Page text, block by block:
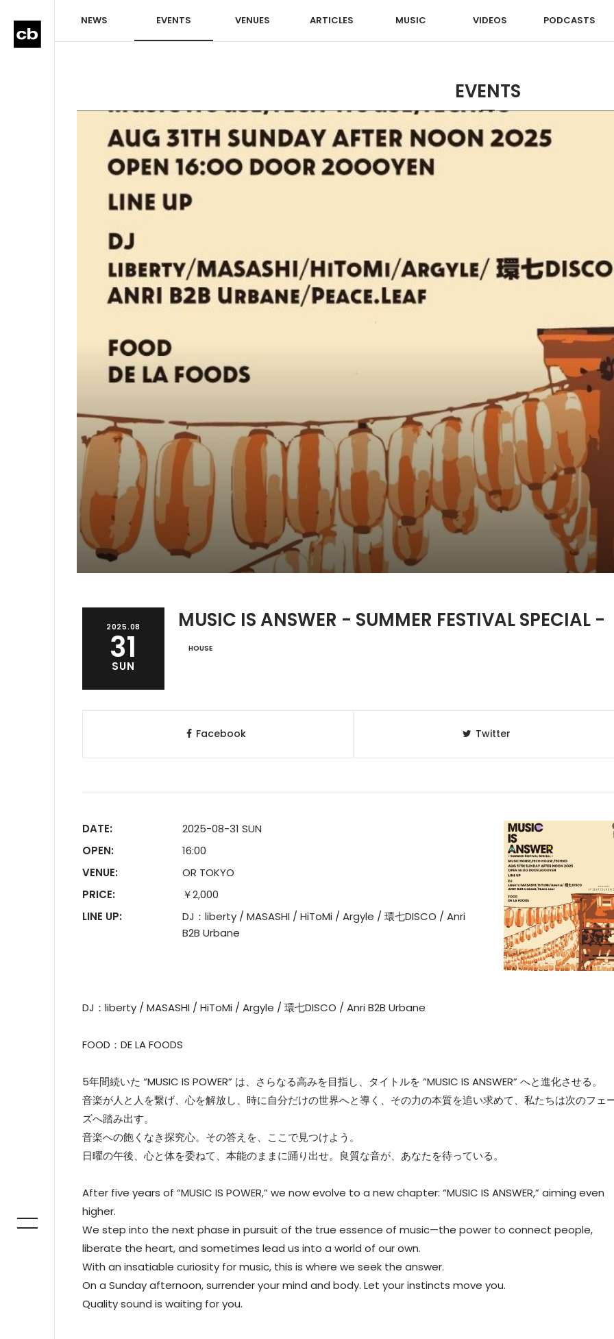
NEWS EVENTS VENUES ARTICLES MUSIC VIDEOS PODCASTS
EVENTS
2025.08
31
SUN
MUSIC IS ANSWER - SUMMER FESTIVAL SPECIAL -
HOUSE
Facebook Twitter
DATE:
2025-08-31 SUN
OPEN:
16:00
VENUE:
OR TOKYO
PRICE:
￥2,000
LINE UP:
DJ：liberty / MASASHI / HiToMi / Argyle / 環七DISCO / Anri
B2B Urbane
DJ：liberty / MASASHI / HiToMi / Argyle / 環七DISCO / Anri B2B Urbane
FOOD：DE LA FOODS
5年間続いた “MUSIC IS POWER” は、さらなる高みを目指し、タイトルを “MUSIC IS ANSWER” へと進化させる。
音楽が人と人を繋げ、心を解放し、時に自分だけの世界へと導く、その力の本質を追い求めて、私たちは次のフェ
ズへ踏み出す。
音楽への飽くなき探究心。その答えを、ここで見つけよう。
日曜の午後、心と体を委ねて、本能のままに踊り出せ。良質な音が、あなたを待っている。
After five years of “MUSIC IS POWER,” we now evolve to a new chapter: “MUSIC IS ANSWER,” aiming even
higher.
We step into the next phase in pursuit of the true essence of music—the power to connect people,
liberate the heart, and sometimes lead us into a world of our own.
With an insatiable curiosity for music, this is where we seek the answer.
On a Sunday afternoon, surrender your mind and body. Let your instincts move you.
Quality sound is waiting for you.